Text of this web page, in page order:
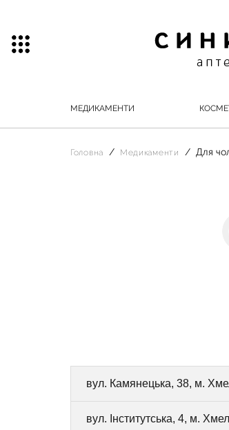
МЕДИКАМЕНТИ
Головна Медикаменти Для
вул. Камянецька, 38, м.
вул. Інститутська, 4, м.